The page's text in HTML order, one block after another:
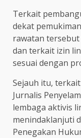
Terkait
dekat
rawatan
dan terkait izin
sesuai dengan
Sejauh itu,
Jurnalis
lembaga aktivis
menindaklanjuti
Penegakan